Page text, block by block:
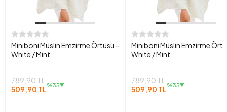
Miniboni Müslin Emzirme Örtüsü -
White / Mint
789,90 TL
509,90 TL%35
Miniboni Müslin Emzirme
White / Mint
789,90 TL
509,90 TL%35